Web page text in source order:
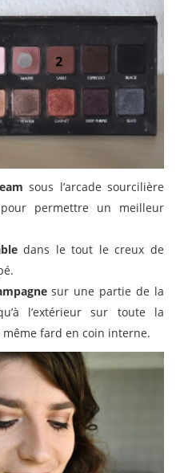
sous l’arcade sourcilière
permettre un meilleur
dans le tout le creux de
sur une partie de la
l’extérieur sur toute la
fard en coin interne.